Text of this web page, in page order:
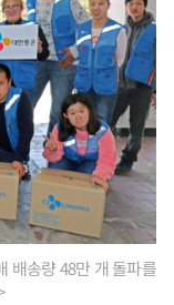
배송량 48만 개 돌파를